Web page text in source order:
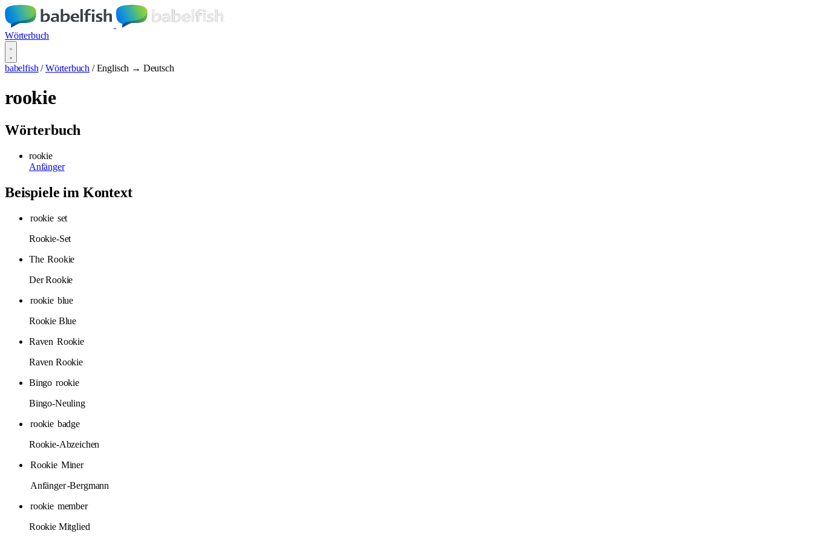
Wörterbuch
babelfish / Wörterbuch / Englisch → Deutsch
rookie
Wörterbuch
rookie
Anfänger
Beispiele im Kontext
rookie set
Rookie-Set
The Rookie
Der Rookie
rookie blue
Rookie Blue
Raven Rookie
Raven Rookie
Bingo rookie
Bingo-Neuling
rookie badge
Rookie-Abzeichen
Rookie Miner
Anfänger-Bergmann
rookie member
Rookie Mitglied